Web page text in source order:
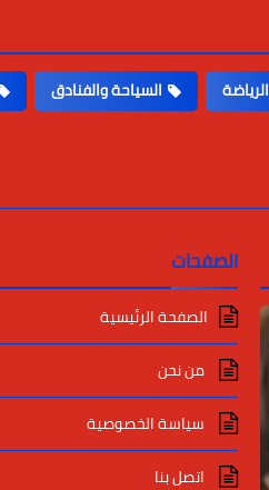
الرياضة السياحة والفنادق
الصفحات
الصفحة الرئيسية
من نحن
سياسة الخصوصية
اتصل بنا